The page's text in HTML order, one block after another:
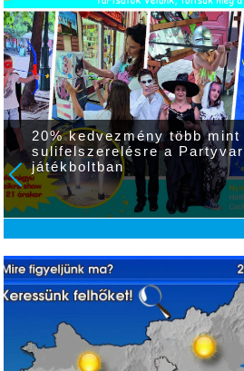
20% kedvezmény több
sulifelszerelésre a
játékboltban